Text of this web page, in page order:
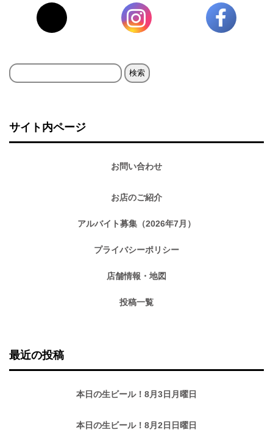
検
サイト内ページ
お問い合わせ
お店のご紹介
アルバイト募集（2026年7月）
プライバシーポリシー
店舗情報・地図
投稿一覧
最近の投稿
本日の生ビール！8月3日月曜日
本日の生ビール！8月2日日曜日